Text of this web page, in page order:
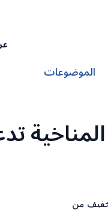
الموضوعات
من